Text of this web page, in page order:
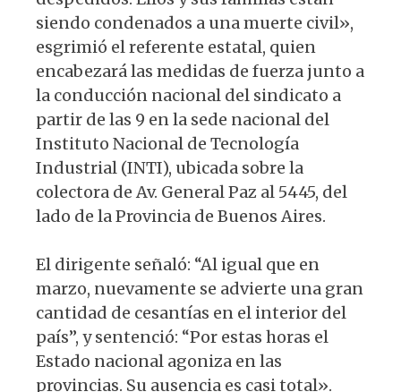
siendo condenados a una muerte civil»,
esgrimió el referente estatal, quien
encabezará las medidas de fuerza junto a
la conducción nacional del sindicato a
partir de las 9 en la sede nacional del
Instituto Nacional de Tecnología
Industrial (INTI), ubicada sobre la
colectora de Av. General Paz al 5445, del
lado de la Provincia de Buenos Aires.
El dirigente señaló: “Al igual que en
marzo, nuevamente se advierte una gran
cantidad de cesantías en el interior del
país”, y sentenció: “Por estas horas el
Estado nacional agoniza en las
provincias. Su ausencia es casi total».